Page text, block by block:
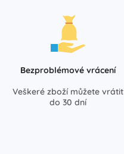
Bezproblémové vrácení
Veškeré zboží můžete vrátit
do 30 dní